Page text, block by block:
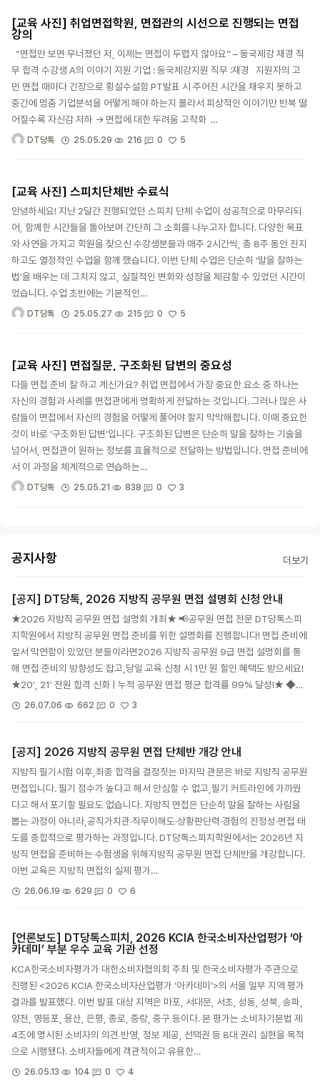
[교육 사진] 취업면접학원, 면접관의 시선으로 진행되는 면접
강의
“면접만 보면 무너졌던 저, 이제는 면접이 두렵지 않아요” – 동국제강 재경 직
무 합격 수강생 A의 이야기 지원 기업 : 동국제강지원 직무 :재경 지원자의 고
민 면접 때마다 긴장으로 횡설수설함 PT발표 시 주어진 시간을 채우지 못하고
중간에 멈춤 기업분석을 어떻게 해야 하는지 몰라서 피상적인 이야기만 반복 떨
어질수록 자신감 저하 → 면접에 대한 두려움 고착화 …
DT당톡 25.05.29 216 0 5
[교육 사진] 스피치단체반 수료식
안녕하세요! 지난 2달간 진행되었던 스피치 단체 수업이 성공적으로 마무리되
어, 함께한 시간들을 돌아보며 간단히 그 소회를 나누고자 합니다. 다양한 목표
와 사연을 가지고 학원을 찾으신 수강생분들과 매주 2시간씩, 총 8주 동안 진지
하고도 열정적인 수업을 함께 했습니다. 이번 단체 수업은 단순히 ‘말을 잘하는
법’을 배우는 데 그치지 않고, 실질적인 변화와 성장을 체감할 수 있었던 시간이
었습니다. 수업 초반에는 기본적인…
DT당톡 25.05.27 215 0 5
[교육 사진] 면접질문, 구조화된 답변의 중요성
다들 면접 준비 잘 하고 계신가요? 취업 면접에서 가장 중요한 요소 중 하나는
자신의 경험과 사례를 면접관에게 명확하게 전달하는 것입니다. 그러나 많은 사
람들이 면접에서 자신의 경험을 어떻게 풀어야 할지 막막해합니다. 이때 중요한
것이 바로 ‘구조화된 답변’입니다. 구조화된 답변은 단순히 말을 잘하는 기술을
넘어서, 면접관이 원하는 정보를 효율적으로 전달하는 방법입니다. 면접 준비에
서 이 과정을 체계적으로 연습하는…
DT당톡 25.05.21 838 0 3
공지사항 더보기
[공지] DT당톡, 2026 지방직 공무원 면접 설명회 신청 안내
★2026 지방직 공무원 면접 설명회 개최★ 📢공무원 면접 전문 DT당톡스피
치학원에서 지방직 공무원 면접 준비를 위한 설명회를 진행합니다! 면접 준비에
앞서 막연함이 있었던 분들이라면2026 지방직 공무원 9급 면접 설명회를 통
해 면접 준비의 방향성도 잡고,당일 교육 신청 시 1만 원 할인 혜택도 받으세요!
★20′, 21′ 전원 합격 신화 | 누적 공무원 면접 평균 합격률 99% 달성!★ ◆…
26.07.06 662 0 3
[공지] 2026 지방직 공무원 면접 단체반 개강 안내
지방직 필기시험 이후,최종 합격을 결정짓는 마지막 관문은 바로 지방직 공무원
면접입니다. 필기 점수가 높다고 해서 안심할 수 없고,필기 커트라인에 가까웠
다고 해서 포기할 필요도 없습니다. 지방직 면접은 단순히 말을 잘하는 사람을
뽑는 과정이 아니라,공직가치관·직무이해도·상황판단력·경험의 진정성·면접 태
도를 종합적으로 평가하는 과정입니다. DT당톡스피치학원에서는 2026년 지
방직 면접을 준비하는 수험생을 위해지방직 공무원 면접 단체반을 개강합니다.
이번 교육은 지방직 면접의 실제 평가…
26.06.19 629 0 6
[언론보도] DT당톡스피치, 2026 KCIA 한국소비자산업평가 ‘아
카데미’ 부분 우수 교육 기관 선정
KCA한국소비자평가가 대한소비자협의회 주최 및 한국소비자평가 주관으로
진행된 <2026 KCIA 한국소비자산업평가 ‘아카데미’>의 서울 일부 지역 평가
결과를 발표했다. 이번 발표 대상 지역은 마포, 서대문, 서초, 성동, 성북, 송파,
양천, 영등포, 용산, 은평, 종로, 중랑, 중구 등이다. 본 평가는 소비자기본법 제
4조에 명시된 소비자의 의견 반영, 정보 제공, 선택권 등 8대 권리 실현을 목적
으로 시행됐다. 소비자들에게 객관적이고 유용한…
26.05.13 104 0 4